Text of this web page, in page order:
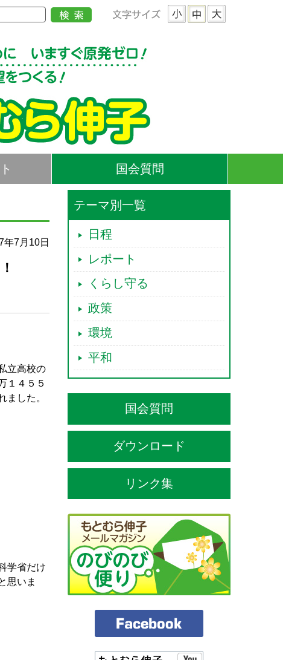
国会質問
年7月10日
立高校の
１４５５
ました。
学省だけ
思いま
テーマ別一覧
日程
レポート
くらし守る
政策
環境
平和
国会質問
ダウンロード
リンク集